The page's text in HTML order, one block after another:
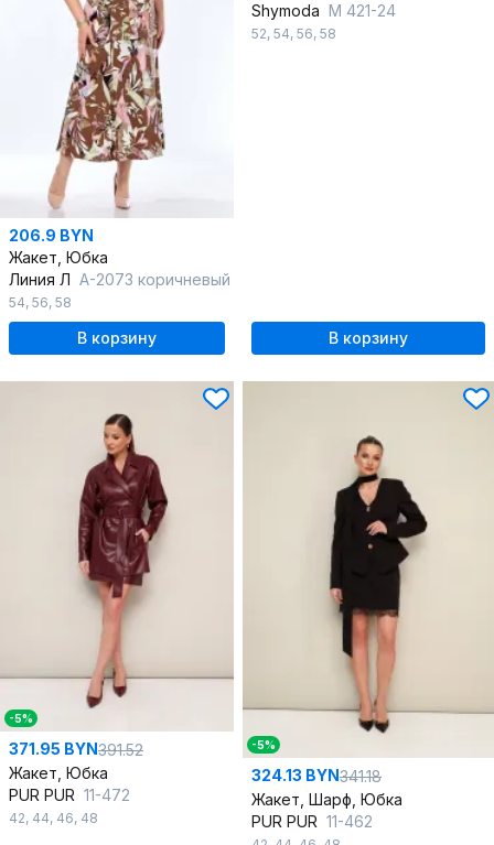
206.9 BYN
Жакет, Юбка
Линия Л А-2073 коричневый
54, 56, 58
В корзину
Shymoda М 421-24
52, 54, 56, 58
В корзину
-5%
371.95 BYN391.52
Жакет, Юбка
PUR PUR 11-472
42, 44, 46, 48
-5%
324.13 BYN341.18
Жакет, Шарф, Юбка
PUR PUR 11-462